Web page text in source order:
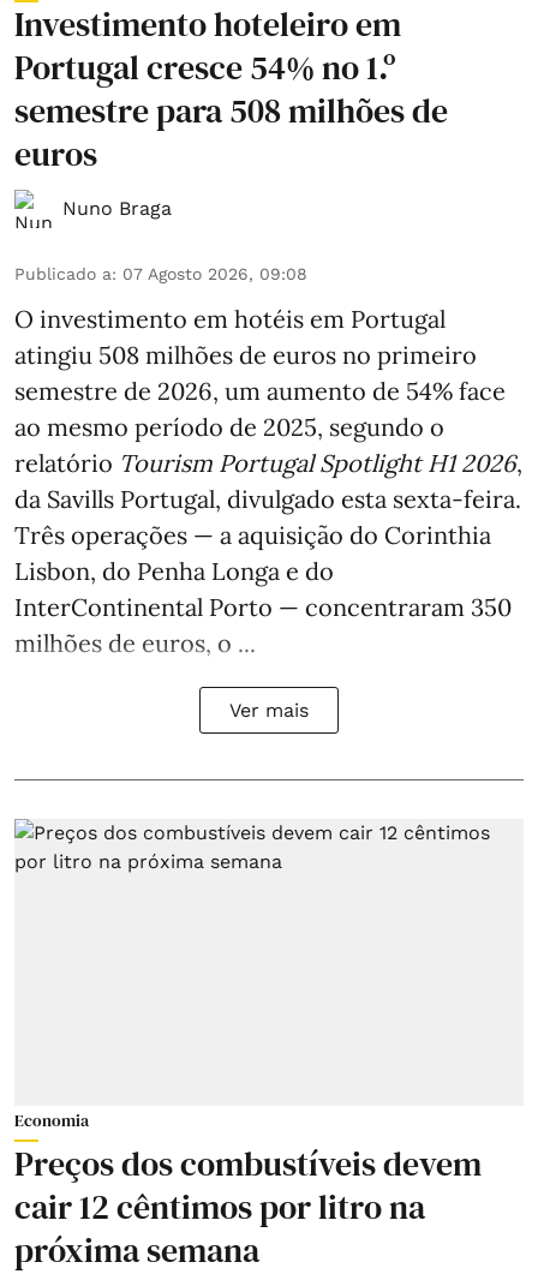
Investimento hoteleiro em
Portugal cresce 54% no 1.º
semestre para 508 milhões de
euros
Nuno Braga
Publicado a: 07 Agosto 2026, 09:08
O investimento em hotéis em Portugal
atingiu 508 milhões de euros no primeiro
semestre de 2026, um aumento de 54% face
ao mesmo período de 2025, segundo o
relatório Tourism Portugal Spotlight H1 2026,
da Savills Portugal, divulgado esta sexta-feira.
Três operações — a aquisição do Corinthia
Lisbon, do Penha Longa e do
InterContinental Porto — concentraram 350
milhões de euros, o ...
Ver mais
Economia
Preços dos combustíveis devem
cair 12 cêntimos por litro na
próxima semana